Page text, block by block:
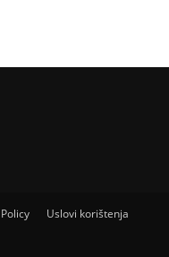
Uslovi korištenja